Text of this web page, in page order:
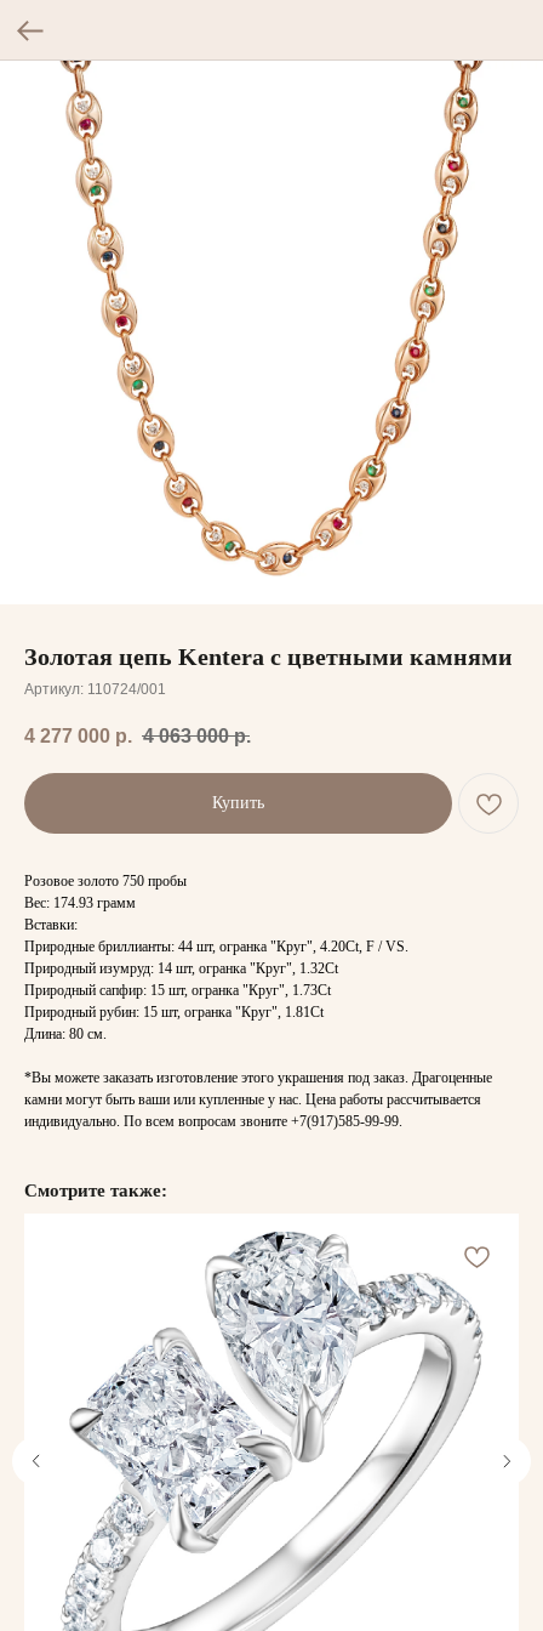
Золотая цепь Kentera с цветными камнями
Артикул: 110724/001
4 277 000 р. 4 063 000 р.
Купить
Розовое золото 750 пробы
Вес: 174.93 грамм
Вставки:
Природные бриллианты: 44 шт, огранка "Круг", 4.20Ct, F / VS.
Природный изумруд: 14 шт, огранка "Круг", 1.32Ct
Природный сапфир: 15 шт, огранка "Круг", 1.73Ct
Природный рубин: 15 шт, огранка "Круг", 1.81Ct
Длина: 80 см.
*Вы можете заказать изготовление этого украшения под заказ. Драгоценные
камни могут быть ваши или купленные у нас. Цена работы рассчитывается
индивидуально. По всем вопросам звоните +7(917)585-99-99.
Смотрите также: